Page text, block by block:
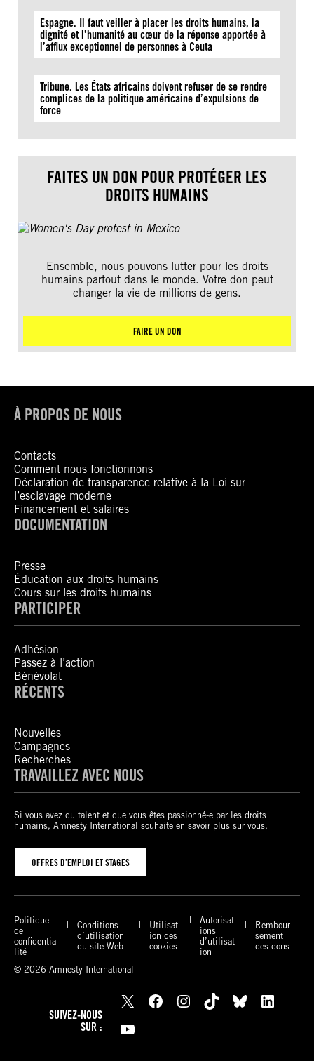
Espagne. Il faut veiller à placer les droits humains, la
dignité et l’humanité au cœur de la réponse apportée à
l’afflux exceptionnel de personnes à Ceuta
Tribune. Les États africains doivent refuser de se rendre
complices de la politique américaine d’expulsions de
force
FAITES UN DON POUR PROTÉGER LES
DROITS HUMAINS
Ensemble, nous pouvons lutter pour les droits
humains partout dans le monde. Votre don peut
changer la vie de millions de gens.
FAIRE UN DON
À PROPOS DE NOUS
Contacts
Comment nous fonctionnons
Déclaration de transparence relative à la Loi sur
l’esclavage moderne
Financement et salaires
DOCUMENTATION
Presse
Éducation aux droits humains
Cours sur les droits humains
PARTICIPER
Adhésion
Passez à l’action
Bénévolat
RÉCENTS
Nouvelles
Campagnes
Recherches
TRAVAILLEZ AVEC NOUS
Si vous avez du talent et que vous êtes passionné-e par les droits
humains, Amnesty International souhaite en savoir plus sur vous.
OFFRES D’EMPLOI ET STAGES
Politique
de
confidentia
lité
Conditions
d’utilisation
du site Web
Utilisat
ion des
cookies
Autorisat
ions
d’utilisat
ion
Rembour
sement
des dons
© 2026 Amnesty International
SUIVEZ-NOUS
SUR :
X Facebook Instagram TikTok Bluesky
LinkedIn
YouTube